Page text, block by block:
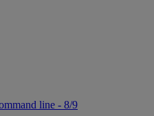
line - 8/9